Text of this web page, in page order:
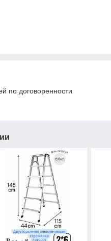
по договоренности